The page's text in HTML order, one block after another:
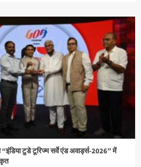
टुडे टूरिज्म सर्वे एंड अवार्ड्स-2026” में